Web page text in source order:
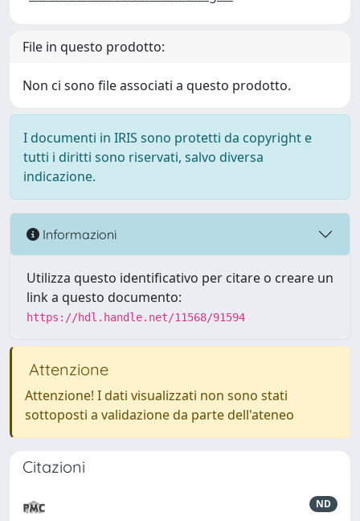
File in questo prodotto:
Non ci sono file associati a questo prodotto.
I documenti in IRIS sono protetti da copyright e
tutti i diritti sono riservati, salvo diversa
indicazione.
Informazioni
Utilizza questo identificativo per citare o creare un
link a questo documento:
https://hdl.handle.net/11568/91594
Attenzione
Attenzione! I dati visualizzati non sono stati
sottoposti a validazione da parte dell'ateneo
Citazioni
ND